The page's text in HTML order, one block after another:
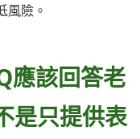
風險。
應該回答老
是只提供表